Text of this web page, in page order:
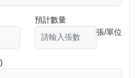
預計數量
張/單位